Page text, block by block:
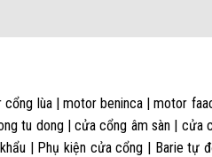
lùa | motor beninca | motor
tu dong | cửa cổng âm sàn |
| Phụ kiện cửa cổng | Barie tự